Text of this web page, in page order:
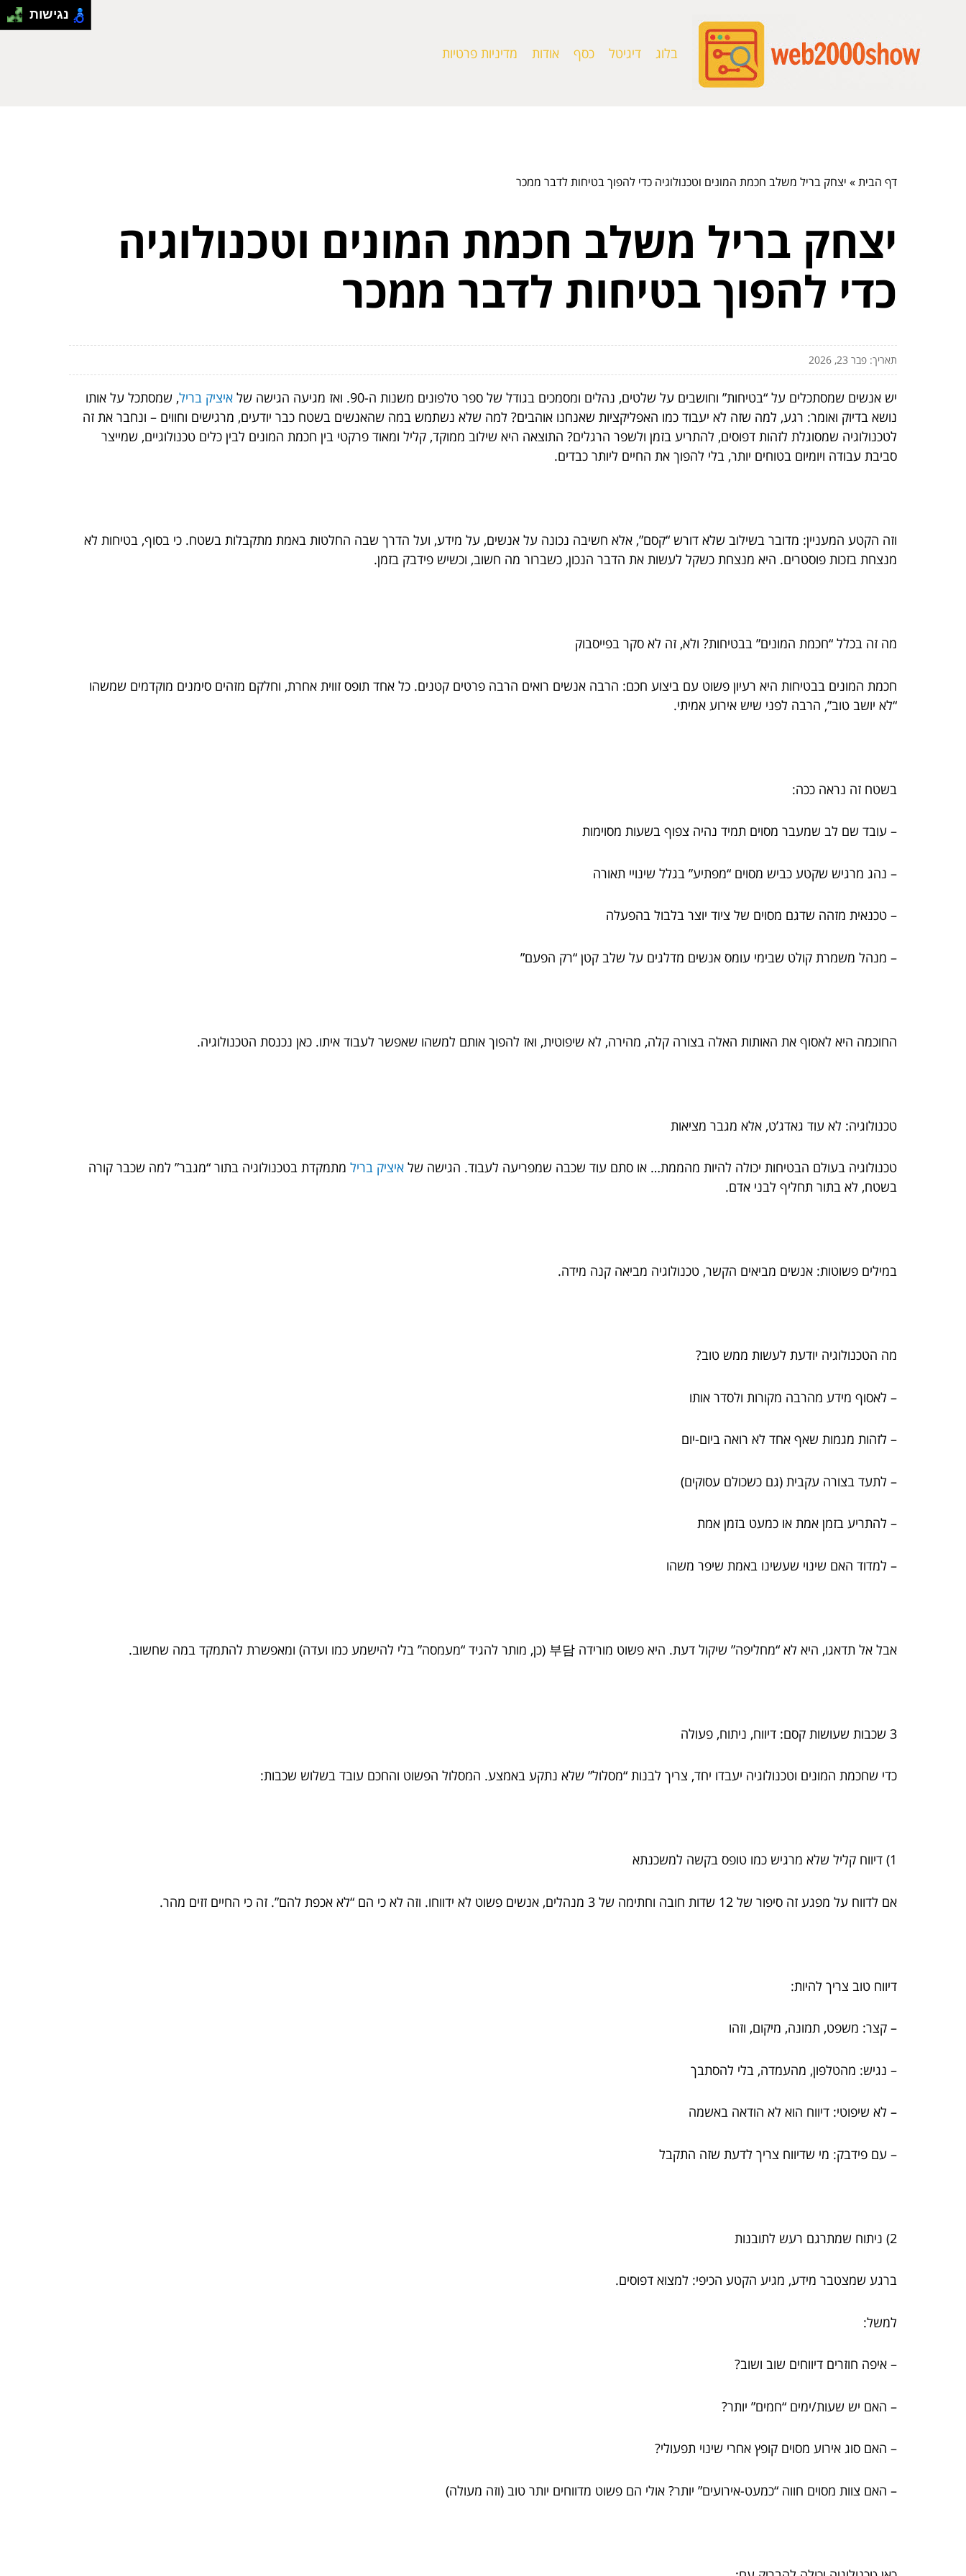
בלוג דיגיטל כסף אודות מדיניות פרטיות
דף הבית» יצחק בריל משלב חכמת המונים וטכנולוגיה כדי להפוך בטיחות לדבר ממכר
יצחק בריל משלב חכמת המונים וטכנולוגיה
כדי להפוך בטיחות לדבר ממכר
תאריך: פבר 23, 2026
יש אנשים שמסתכלים על “בטיחות” וחושבים על שלטים, נהלים ומסמכים בגודל של ספר טלפונים משנות ה-90. ואז מגיעה הגישה של איציק בריל, שמסתכל על אותו
נושא בדיוק ואומר: רגע, למה שזה לא יעבוד כמו האפליקציות שאנחנו אוהבים? למה שלא נשתמש במה שהאנשים בשטח כבר יודעים, מרגישים וחווים – ונחבר את זה
לטכנולוגיה שמסוגלת לזהות דפוסים, להתריע בזמן ולשפר הרגלים? התוצאה היא שילוב ממוקד, קליל ומאוד פרקטי בין חכמת המונים לבין כלים טכנולוגיים, שמייצר
סביבת עבודה ויומיום בטוחים יותר, בלי להפוך את החיים ליותר כבדים.
וזה הקטע המעניין: מדובר בשילוב שלא דורש “קסם”, אלא חשיבה נכונה על אנשים, על מידע, ועל הדרך שבה החלטות באמת מתקבלות בשטח. כי בסוף, בטיחות לא
מנצחת בזכות פוסטרים. היא מנצחת כשקל לעשות את הדבר הנכון, כשברור מה חשוב, וכשיש פידבק בזמן.
מה זה בכלל “חכמת המונים” בבטיחות? ולא, זה לא סקר בפייסבוק
חכמת המונים בבטיחות היא רעיון פשוט עם ביצוע חכם: הרבה אנשים רואים הרבה פרטים קטנים. כל אחד תופס זווית אחרת, וחלקם מזהים סימנים מוקדמים שמשהו
“לא יושב טוב”, הרבה לפני שיש אירוע אמיתי.
בשטח זה נראה ככה:
– עובד שם לב שמעבר מסוים תמיד נהיה צפוף בשעות מסוימות
– נהג מרגיש שקטע כביש מסוים “מפתיע” בגלל שינויי תאורה
– טכנאית מזהה שדגם מסוים של ציוד יוצר בלבול בהפעלה
– מנהל משמרת קולט שבימי עומס אנשים מדלגים על שלב קטן “רק הפעם”
החוכמה היא לאסוף את האותות האלה בצורה קלה, מהירה, לא שיפוטית, ואז להפוך אותם למשהו שאפשר לעבוד איתו. כאן נכנסת הטכנולוגיה.
טכנולוגיה: לא עוד גאדג’ט, אלא מגבר מציאות
טכנולוגיה בעולם הבטיחות יכולה להיות מהממת… או סתם עוד שכבה שמפריעה לעבוד. הגישה של איציק בריל מתמקדת בטכנולוגיה בתור “מגבר” למה שכבר קורה
בשטח, לא בתור תחליף לבני אדם.
במילים פשוטות: אנשים מביאים הקשר, טכנולוגיה מביאה קנה מידה.
מה הטכנולוגיה יודעת לעשות ממש טוב?
– לאסוף מידע מהרבה מקורות ולסדר אותו
– לזהות מגמות שאף אחד לא רואה ביום-יום
– לתעד בצורה עקבית (גם כשכולם עסוקים)
– להתריע בזמן אמת או כמעט בזמן אמת
– למדוד האם שינוי שעשינו באמת שיפר משהו
אבל אל תדאגו, היא לא “מחליפה” שיקול דעת. היא פשוט מורידה 부담 (כן, מותר להגיד “מעמסה” בלי להישמע כמו ועדה) ומאפשרת להתמקד במה שחשוב.
3 שכבות שעושות קסם: דיווח, ניתוח, פעולה
כדי שחכמת המונים וטכנולוגיה יעבדו יחד, צריך לבנות “מסלול” שלא נתקע באמצע. המסלול הפשוט והחכם עובד בשלוש שכבות:
1) דיווח קליל שלא מרגיש כמו טופס בקשה למשכנתא
אם לדווח על מפגע זה סיפור של 12 שדות חובה וחתימה של 3 מנהלים, אנשים פשוט לא ידווחו. וזה לא כי הם “לא אכפת להם”. זה כי החיים זזים מהר.
דיווח טוב צריך להיות:
– קצר: משפט, תמונה, מיקום, וזהו
– נגיש: מהטלפון, מהעמדה, בלי להסתבך
– לא שיפוטי: דיווח הוא לא הודאה באשמה
– עם פידבק: מי שדיווח צריך לדעת שזה התקבל
2) ניתוח שמתרגם רעש לתובנות
ברגע שמצטבר מידע, מגיע הקטע הכיפי: למצוא דפוסים.
למשל:
– איפה חוזרים דיווחים שוב ושוב?
– האם יש שעות/ימים “חמים” יותר?
– האם סוג אירוע מסוים קופץ אחרי שינוי תפעולי?
– האם צוות מסוים חווה “כמעט-אירועים” יותר? אולי הם פשוט מדווחים יותר טוב (וזה מעולה)
נגישות